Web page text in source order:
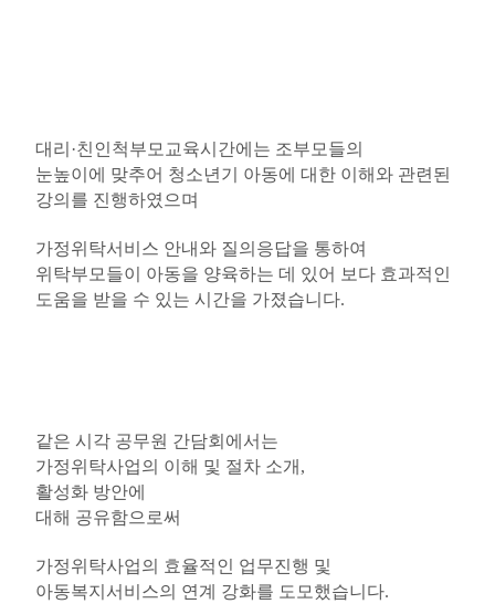
대리 ·친인척부모교육시간에는 조부모들의
눈높이에 맞추어 청소년기 아동에 대한 이해와 관련된
강의를 진행하였으며
가정위탁서비스 안내와 질의응답을 통하여
위탁부모들이 아동을 양육하는 데 있어 보다 효과적인
도움을 받을 수 있는 시간을 가졌습니다.
같은 시각 공무원 간담회에서는
가정위탁사업의 이해 및 절차 소개 ,
활성화 방안에
대해 공유함으로써
가정위탁사업의 효율적인 업무진행 및
아동복지서비스의 연계 강화를 도모했습니다.